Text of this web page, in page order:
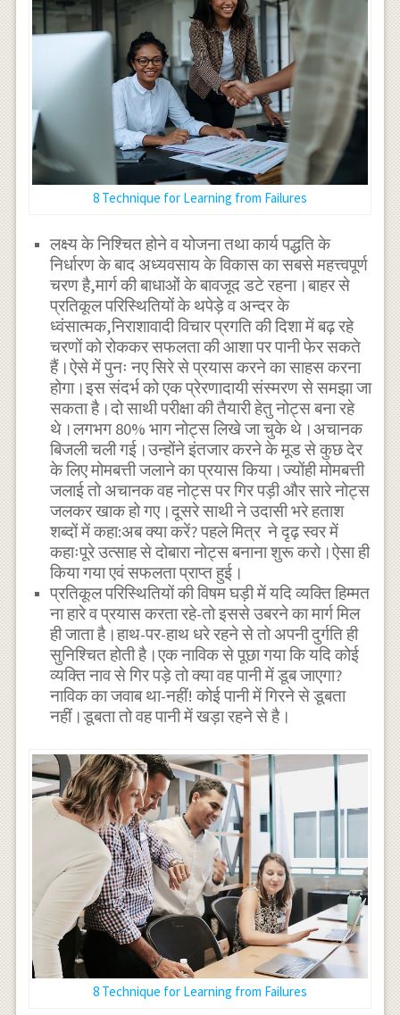
8 Technique for Learning from Failures
लक्ष्य के निश्चित होने व योजना तथा कार्य पद्धति के
निर्धारण के बाद अध्यवसाय के विकास का सबसे महत्त्वपूर्ण
चरण है,मार्ग की बाधाओं के बावजूद डटे रहना।बाहर से
प्रतिकूल परिस्थितियों के थपेड़े व अन्दर के
ध्वंसात्मक,निराशावादी विचार प्रगति की दिशा में बढ़ रहे
चरणों को रोककर सफलता की आशा पर पानी फेर सकते
हैं।ऐसे में पुनः नए सिरे से प्रयास करने का साहस करना
होगा।इस संदर्भ को एक प्रेरणादायी संस्मरण से समझा जा
सकता है।दो साथी परीक्षा की तैयारी हेतु नोट्स बना रहे
थे।लगभग 80% भाग नोट्स लिखे जा चुके थे।अचानक
बिजली चली गई।उन्होंने इंतजार करने के मूड से कुछ देर
के लिए मोमबत्ती जलाने का प्रयास किया।ज्योंही मोमबत्ती
जलाई तो अचानक वह नोट्स पर गिर पड़ी और सारे नोट्स
जलकर खाक हो गए।दूसरे साथी ने उदासी भरे हताश
शब्दों में कहा:अब क्या करें? पहले मित्र ने दृढ़ स्वर में
कहाःपूरे उत्साह से दोबारा नोट्स बनाना शुरू करो।ऐसा ही
किया गया एवं सफलता प्राप्त हुई।
प्रतिकूल परिस्थितियों की विषम घड़ी में यदि व्यक्ति हिम्मत
ना हारे व प्रयास करता रहे-तो इससे उबरने का मार्ग मिल
ही जाता है।हाथ-पर-हाथ धरे रहने से तो अपनी दुर्गति ही
सुनिश्चित होती है।एक नाविक से पूछा गया कि यदि कोई
व्यक्ति नाव से गिर पड़े तो क्या वह पानी में डूब जाएगा?
नाविक का जवाब था-नहीं! कोई पानी में गिरने से डूबता
नहीं।डूबता तो वह पानी में खड़ा रहने से है।
8 Technique for Learning from Failures